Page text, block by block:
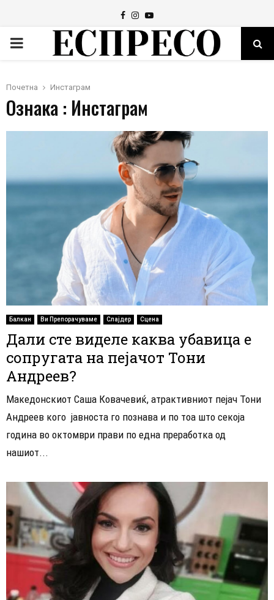
Facebook
Instagram
Youtube
PRIMARY
Почетна Инстаграм
Ознака : Инстаграм
Балкан Ви Препорачуваме Слајдер Сцена
Дали сте виделе каква убавица е
сопругата на пејачот Тони
Андреев?
Македонскиот Саша Ковачевиќ, атрактивниот пејач Тони
Андреев кого јавноста го познава и по тоа што секоја
година во октомври прави по една преработка од
нашиот...